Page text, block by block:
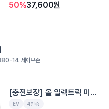
50%37,600원
14 세이브존
[충전보장] 올 일렉트릭 미니 쿠퍼
EV 4인승